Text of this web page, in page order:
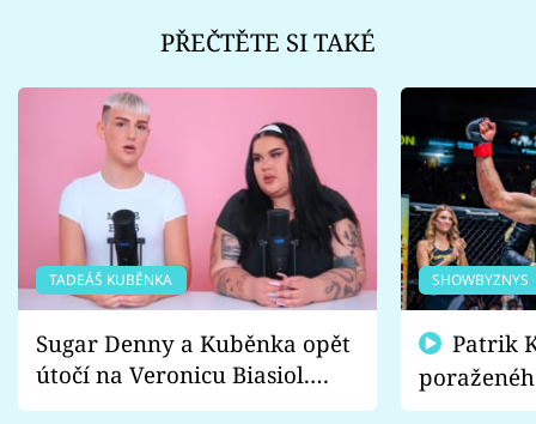
PŘEČTĚTE SI TAKÉ
TADEÁŠ KUBĚNKA
Sugar Denny a Kuběnka opět
útočí na Veronicu Biasiol.
Proč je podle nich falešná a
SHOWBYZNYS
fanoušci